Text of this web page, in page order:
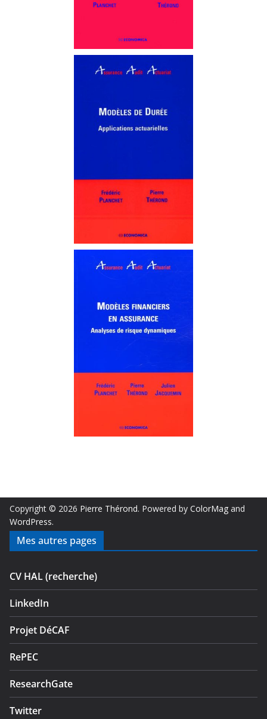
Copyright © 2026 Pierre Thérond. Powered by ColorMag and
WordPress.
Mes autres pages
CV HAL (recherche)
LinkedIn
Projet DéCAF
RePEC
ResearchGate
Twitter